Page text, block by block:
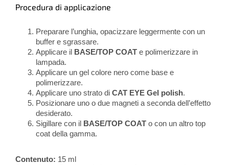
Procedura di applicazione
Preparare l’unghia, opacizzare leggermente con un
buffer e sgrassare.
Applicare il
BASE/TOP COAT e polimerizzare in
lampada.
Applicare un gel colore nero come base e
polimerizzare.
Applicare uno strato di CAT EYE Gel polish.
Posizionare uno o due magneti a seconda dell’effetto
desiderato.
Sigillare con il
BASE/TOP COAT o con un altro top
coat della gamma.
Contenuto: 15 ml